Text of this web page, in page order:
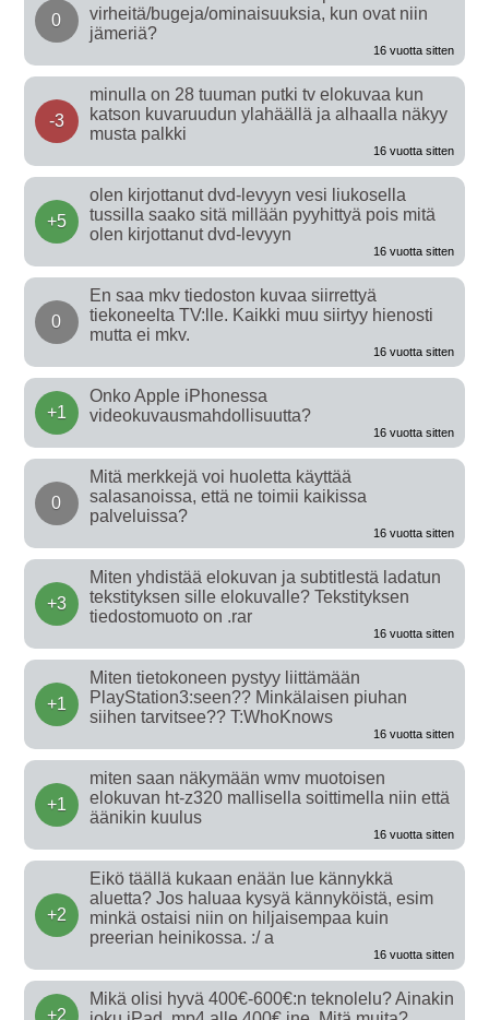
0
virheitä/bugeja/ominaisuuksia, kun ovat niin
jämeriä?
16 vuotta sitten
-3
minulla on 28 tuuman putki tv elokuvaa kun
katson kuvaruudun ylahäällä ja alhaalla näkyy
musta palkki
16 vuotta sitten
+5
olen kirjottanut dvd-levyyn vesi liukosella
tussilla saako sitä millään pyyhittyä pois mitä
olen kirjottanut dvd-levyyn
16 vuotta sitten
0
En saa mkv tiedoston kuvaa siirrettyä
tiekoneelta TV:lle. Kaikki muu siirtyy hienosti
mutta ei mkv.
16 vuotta sitten
+1
Onko Apple iPhonessa
videokuvausmahdollisuutta?
16 vuotta sitten
0
Mitä merkkejä voi huoletta käyttää
salasanoissa, että ne toimii kaikissa
palveluissa?
16 vuotta sitten
+3
Miten yhdistää elokuvan ja subtitlestä ladatun
tekstityksen sille elokuvalle? Tekstityksen
tiedostomuoto on .rar
16 vuotta sitten
+1
Miten tietokoneen pystyy liittämään
PlayStation3:seen?? Minkälaisen piuhan
siihen tarvitsee?? T:WhoKnows
16 vuotta sitten
+1
miten saan näkymään wmv muotoisen
elokuvan ht-z320 mallisella soittimella niin että
äänikin kuulus
16 vuotta sitten
+2
Eikö täällä kukaan enään lue kännykkä
aluetta? Jos haluaa kysyä kännyköistä, esim
minkä ostaisi niin on hiljaisempaa kuin
preerian heinikossa. :/ a
16 vuotta sitten
+2
Mikä olisi hyvä 400€-600€:n teknolelu? Ainakin